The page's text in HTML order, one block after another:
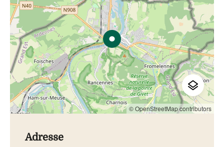
© OpenStreetMap contributors
Adresse